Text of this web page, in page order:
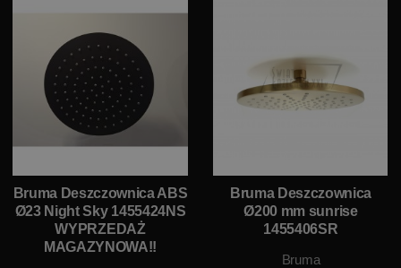
Bruma Deszczownica ABS
Ø23 Night Sky 1455424NS
WYPRZEDAŻ
MAGAZYNOWA!!
Bruma Deszczownica
Ø200 mm sunrise
1455406SR
Bruma